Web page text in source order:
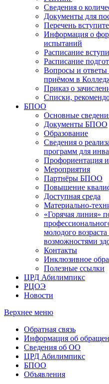
Сведения о
Документы для
Перечень
Информация о
испытаний
Расписание
Расписание
Вопросы и ответы
приёмом в
Приказ о
Списки,
БПОО
Основные
Документы БПОО
Образование
Сведения о
программ для
Профориентация и
Мероприятия
Партнёры БПОО
Повышение
Доступная среда
Материально-
«Горячая линия»
молодого
возможностями
Контакты
Инклюзивное
Полезные ссылки
ЦРД Абилимпикс
РЦОЭ
Новости
Верхнее меню
Обратная связь
Информация об
Сведения об ОО
ЦРД Абилимпикс
БПОО
Объявления